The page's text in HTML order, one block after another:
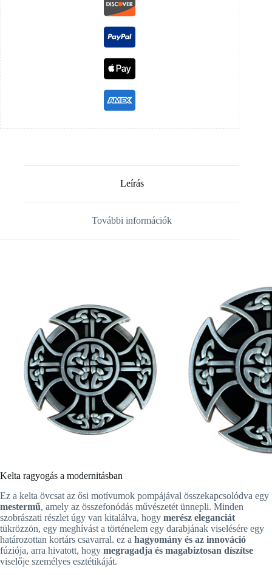
Leírás
További információk
Kelta ragyogás a modernitásban
Ez a kelta övcsat az ősi motívumok pompájával összekapcsolódva egy
mestermű, amely az összefonódás művészetét ünnepli. Minden
szobrászati részlet úgy van kitalálva, hogy merész eleganciát
tükrözzön, egy meghívást a történelem egy darabjának viselésére egy
határozottan kortárs csavarral. ez a hagyomány és az innováció
fúziója, arra hivatott, hogy megragadja és magabiztosan díszítse
viselője személyes esztétikáját.